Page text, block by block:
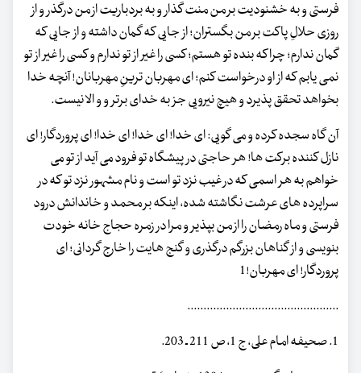
فرستی و به خشنودیت بر من منت گذار و به بردباریت از من درگذر و از
روزی حلالِ پاکت بر من بگستران؛ از جایی که گمان داشته و از جایی که
گمان ندارم؛ چرا که بنده تو هستم؛ کسی را غیر از تو ندارم و کسی را غیر از تو
نمی یابم که از او درخواست کنم؛ ای مهربان ترینِ مهربانان! آنچه خدا
بخواهد تحقق پذیرد و هیچ نیرویی جز به خدای برتر و و الا نیست.
آن گاه سجده کرده و می گویی: ای خدا! ای خدا! ای خدا! ای پروردگار! ای
نازل کننده برکت ها! هر حاجتی در پیشگاه تو فرود می آید از تو می
خواهم به هر اسمی که در غیب نزد تو است و نام مشهور نزد تو که در
سراپرده های عرشت نگاشته شده، اینکه بر محمد و خاندانش درود
فرستی و ماه رمضان را از من بپذیر و مرا در زمره حجاج خانه خودت
بنویسی و از گناهان بزرگم درگذری و گنج هایت را خارج گردانی؛ ای
پروردگار! ای مهربان!1
...............................................
1. صحیفه امام علی، ج 1، ص 211 ـ 203.